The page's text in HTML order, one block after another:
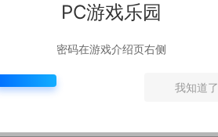
— APPLY
PC游戏乐园
密码在游戏介绍页右侧
我知道了